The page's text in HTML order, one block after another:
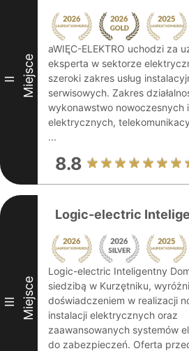
II Miejsce
aWIĘC-ELEKTRO uchodzi za
eksperta w sektorze
szeroki zakres usług
serwisowych. Zakres
wykonawstwo nowoczesnych
elektrycznych,
...
8.8
III Miejsce
Logic-electric
Logic-electric Inteligentny
siedzibą w Kurzętniku,
doświadczeniem w realizacji
instalacji elektrycznych oraz
zaawansowanych systemów
do zabezpieczeń. Oferta